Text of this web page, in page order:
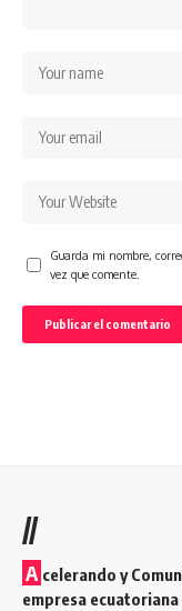
Guarda mi nombre,
vez que comente.
//
A celerando y
empresa ecuatoriana